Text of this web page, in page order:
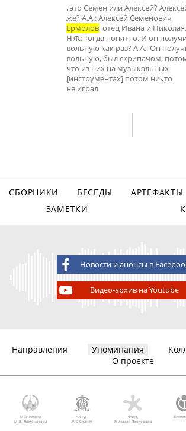
, это Семен или Алексей?
же? А.А.: Алексей Семенович
Ермолов, отец Ивана и Николая.
Н.Ф.: Тогда понятно. И он
вольную как раз? А.А.: Он
вольную, был скрипачом,
что из них на музыкальных
[инструментах] потом никто
не играл
СБОРНИКИ БЕСЕДЫ АРТЕФАКТЫ
ЗАМЕТКИ
Новости и анонсы в
Видео-архив на Youtube
Направления Упоминания
О проекте
МГУ имени
М.В. Ломоносова
Фонд
AVC Charity
Фонд
Михаила Прохорова